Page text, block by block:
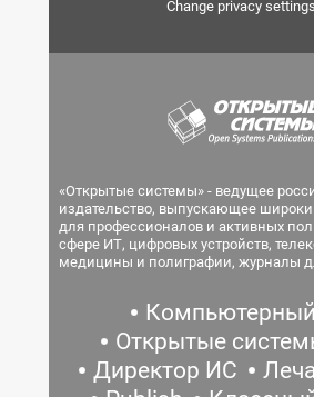
Change privacy settings
«Открытые системы» - ведущее
издательство, выпускающее
для профессионалов и активных
сфере ИТ, цифровых устройств,
медицины и полиграфии, журналы
Открытые
Директор ИС